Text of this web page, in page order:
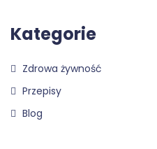
Kategorie
Zdrowa żywność
Przepisy
Blog